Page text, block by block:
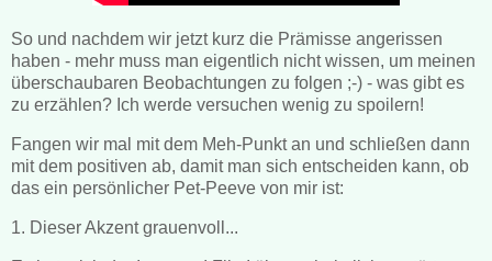
So und nachdem wir jetzt kurz die Prämisse angerissen
haben - mehr muss man eigentlich nicht wissen, um meinen
überschaubaren Beobachtungen zu folgen ;-) - was gibt es
zu erzählen? Ich werde versuchen wenig zu spoilern!
Fangen wir mal mit dem Meh-Punkt an und schließen dann
mit dem positiven ab, damit man sich entscheiden kann, ob
das ein persönlicher Pet-Peeve von mir ist:
1. Dieser Akzent grauenvoll...